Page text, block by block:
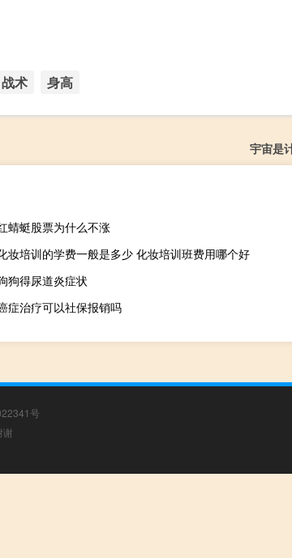
战术 身高
宇宙是
蜻蜓股票为什么不涨
妆培训的学费一般是多少 化妆培训班费用哪个好
狗得尿道炎症状
症治疗可以社保报销吗
号
谢